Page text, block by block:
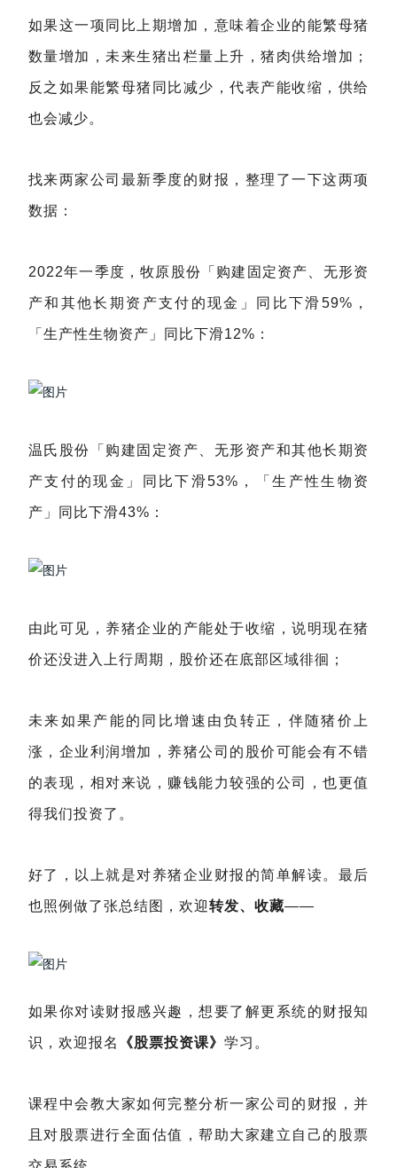
如果这一项同比上期增加，意味着企业的能繁母猪
数量增加，未来生猪出栏量上升，猪肉供给增加；
反之如果能繁母猪同比减少，代表产能收缩，供给
也会减少。
找来两家公司最新季度的财报，整理了一下这两项
数据：
2022年一季度，牧原股份「购建固定资产、无形资
产和其他长期资产支付的现金」同比下滑59%，
「生产性生物资产」同比下滑12%：
温氏股份「购建固定资产、无形资产和其他长期资
产支付的现金」同比下滑53%，「生产性生物资
产」同比下滑43%：
由此可见，养猪企业的产能处于收缩，说明现在猪
价还没进入上行周期，股价还在底部区域徘徊；
未来如果产能的同比增速由负转正，伴随猪价上
涨，企业利润增加，养猪公司的股价可能会有不错
的表现，相对来说，赚钱能力较强的公司，也更值
得我们投资了。
好了，以上就是对养猪企业财报的简单解读。最后
也照例做了张总结图，欢迎转发、收藏——
如果你对读财报感兴趣，想要了解更系统的财报知
识，欢迎报名 《股票投资课》 学习。
课程中会教大家如何完整分析一家公司的财报，并
且对股票进行全面估值，帮助大家建立自己的股票